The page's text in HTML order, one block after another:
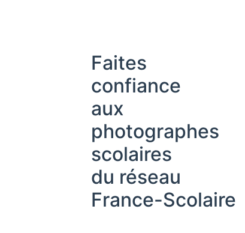
Faites
confiance
aux
photographes
scolaires
du réseau
France-Scolaire